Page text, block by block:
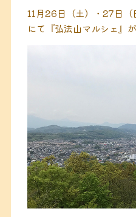
11月26日（土）・27日（
にて『弘法山マルシェ』